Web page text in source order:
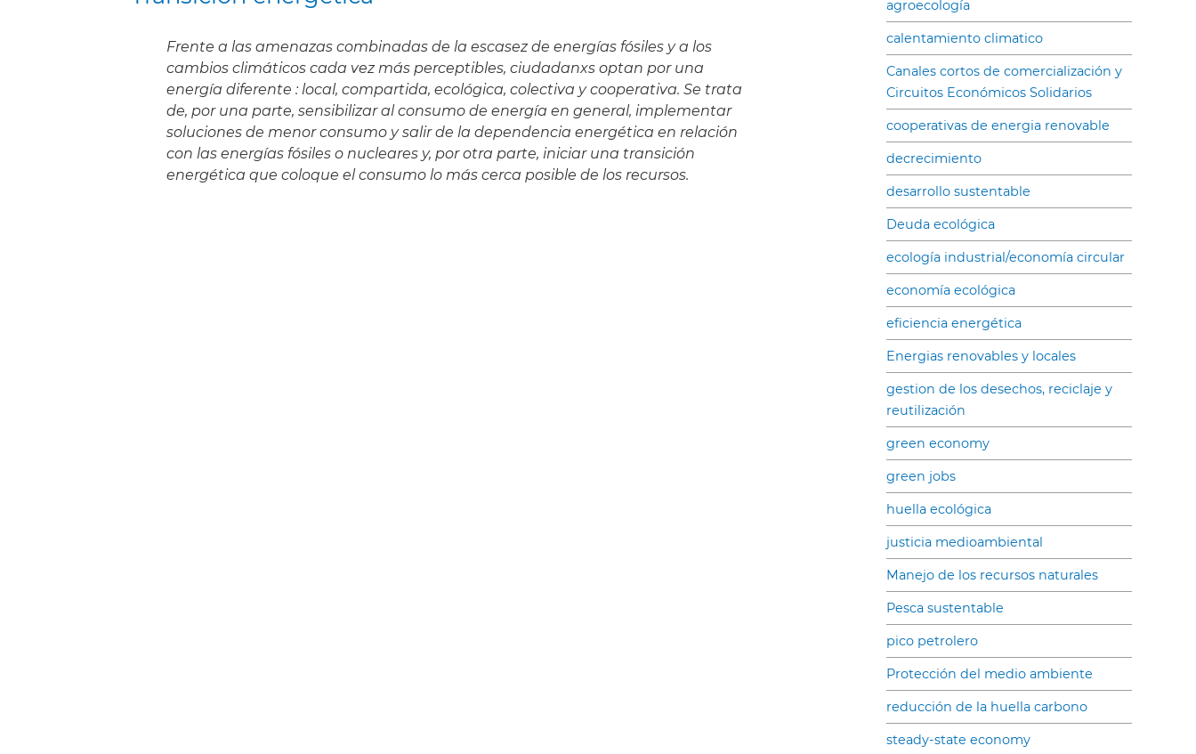
Frente a las amenazas combinadas de la escasez de energías fósiles y a los
cambios climáticos cada vez más perceptibles, ciudadanxs optan por una
energía diferente : local, compartida, ecológica, colectiva y cooperativa. Se trata
de, por una parte, sensibilizar al consumo de energía en general, implementar
soluciones de menor consumo y salir de la dependencia energética en relación
con las energías fósiles o nucleares y, por otra parte, iniciar una transición
energética que coloque el consumo lo más cerca posible de los recursos.
agroecología
calentamiento climatico
Canales cortos de comercialización y
Circuitos Económicos Solidarios
cooperativas de energia renovable
decrecimiento
desarrollo sustentable
Deuda ecológica
ecología industrial/economía circular
economía ecológica
eficiencia energética
Energias renovables y locales
gestion de los desechos, reciclaje y
reutilización
green economy
green jobs
huella ecológica
justicia medioambiental
Manejo de los recursos naturales
Pesca sustentable
pico petrolero
Protección del medio ambiente
reducción de la huella carbono
steady-state economy